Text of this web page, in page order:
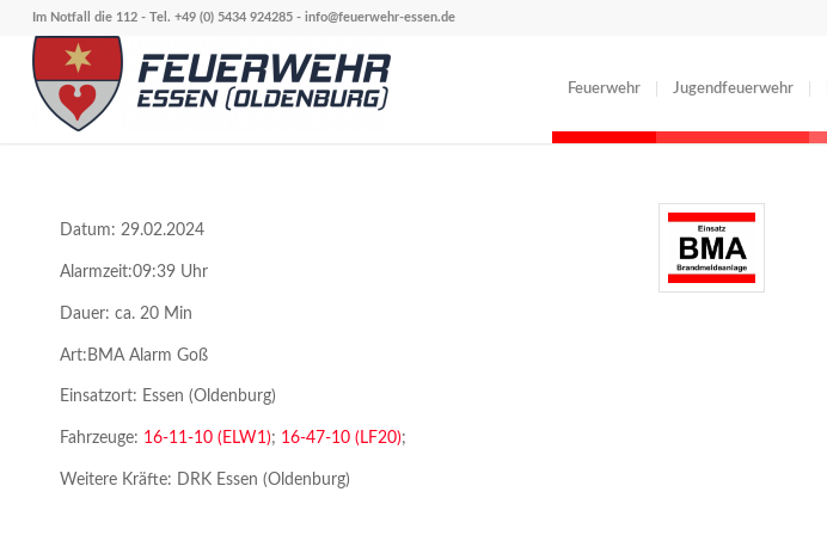
Im Notfall die 112 - Tel. +49 (0) 5434 924285 - info@feuerwehr-essen.de
Feuerwehr Jugendfeuerwehr
Datum: 29.02.2024
Alarmzeit:09:39 Uhr
Dauer: ca. 20 Min
Art:BMA Alarm Goß
Einsatzort: Essen (Oldenburg)
Fahrzeuge: 16-11-10 (ELW1); 16-47-10 (LF20);
Weitere Kräfte: DRK Essen (Oldenburg)